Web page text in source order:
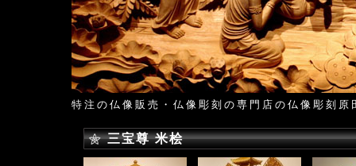
特注の仏像販売・仏像彫刻の専門店の仏像彫刻原
三宝尊 米桧